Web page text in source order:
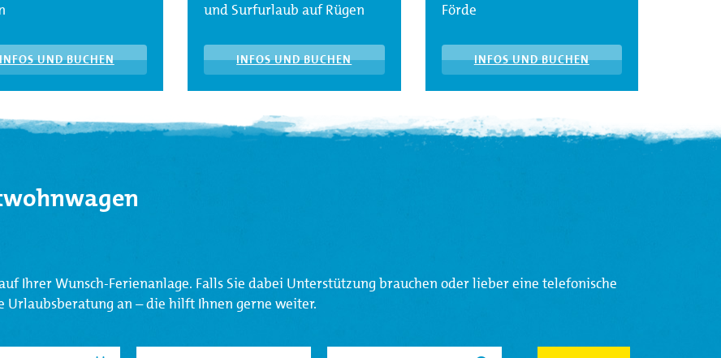
UND BUCHEN
und Surfurlaub auf Rügen
INFOS UND BUCHEN
Förde
INFOS UND BUCHEN
Ihrer Wunsch-Ferienanlage. Falls Sie dabei Unterstützung brauchen oder lieber eine telefonische
Urlaubsberatung an – die hilft Ihnen gerne weiter.